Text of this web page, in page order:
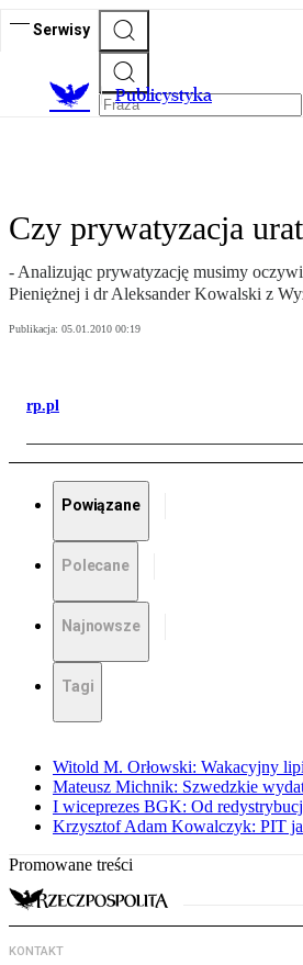
Serwisy
Publicystyka
Czy prywatyzacja
- Analizując prywatyzację musimy
Pieniężnej i dr Aleksander Kowalski z
Publikacja: 05.01.2010 00:19
rp.pl
Powiązane
Polecane
Najnowsze
Tagi
Witold M. Orłowski: Wakacyjny
Mateusz Michnik: Szwedzkie
I wiceprezes BGK: Od
Krzysztof Adam Kowalczyk: PIT
Promowane treści
KONTAKT